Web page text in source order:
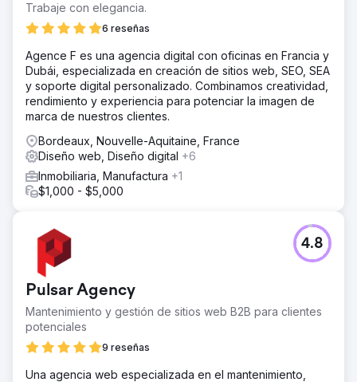
Trabaje con elegancia.
6 reseñas
Agence F es una agencia digital con oficinas en Francia y
Dubái, especializada en creación de sitios web, SEO, SEA
y soporte digital personalizado. Combinamos creatividad,
rendimiento y experiencia para potenciar la imagen de
marca de nuestros clientes.
Bordeaux, Nouvelle-Aquitaine, France
Diseño web, Diseño digital +6
Inmobiliaria, Manufactura +1
$1,000 - $5,000
Pulsar Agency
Mantenimiento y gestión de sitios web B2B para clientes
potenciales
9 reseñas
4.8
Una agencia web especializada en el mantenimiento,